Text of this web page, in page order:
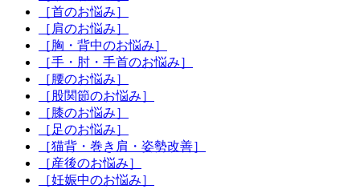
［首のお悩み］
［肩のお悩み］
［胸・背中のお悩み］
［手・肘・手首のお悩み］
［腰のお悩み］
［股関節のお悩み］
［膝のお悩み］
［足のお悩み］
［猫背・巻き肩・姿勢改善］
［産後のお悩み］
［妊娠中のお悩み］